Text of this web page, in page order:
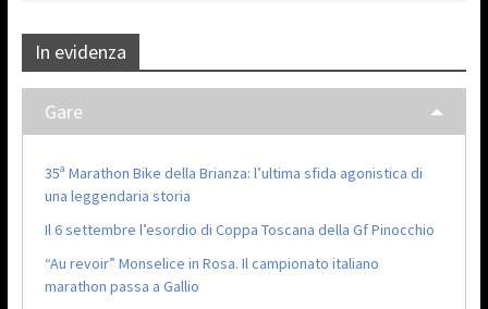
In evidenza
Gare
35ª Marathon Bike della Brianza: l’ultima sfida agonistica di
una leggendaria storia
Il 6 settembre l’esordio di Coppa Toscana della Gf Pinocchio
“Au revoir” Monselice in Rosa. Il campionato italiano
marathon passa a Gallio